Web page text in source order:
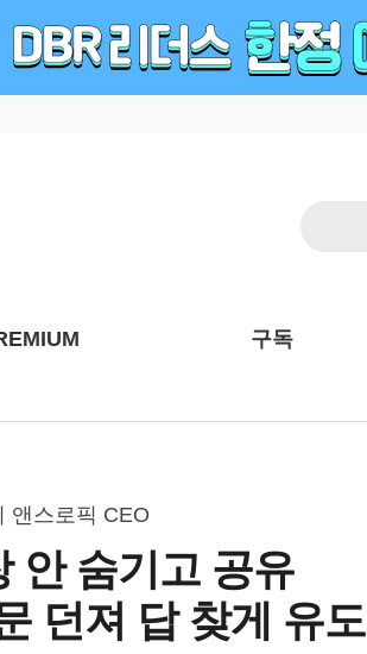
구독
앤스로픽 CEO
안 숨기고 공유
던져 답 찾게 유도